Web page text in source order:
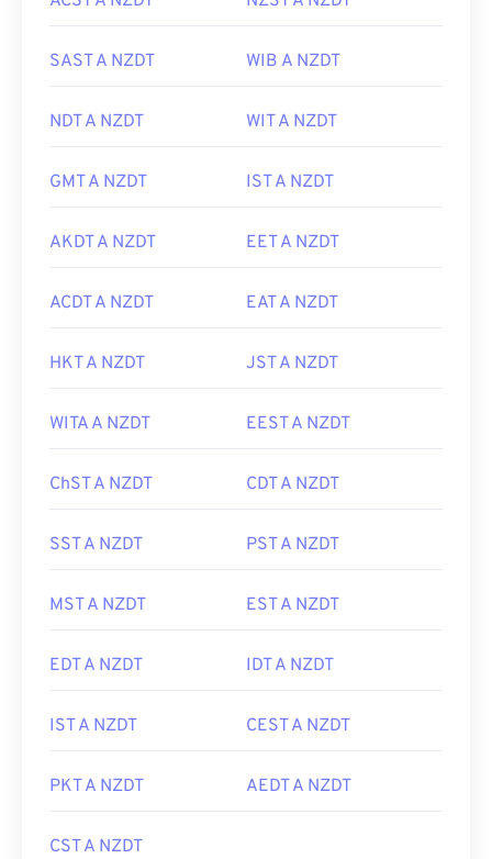
SAST A NZDT WIB A NZDT
NDT A NZDT WIT A NZDT
GMT A NZDT IST A NZDT
AKDT A NZDT EET A NZDT
ACDT A NZDT EAT A NZDT
HKT A NZDT JST A NZDT
WITA A NZDT EEST A NZDT
ChST A NZDT CDT A NZDT
SST A NZDT PST A NZDT
MST A NZDT EST A NZDT
EDT A NZDT IDT A NZDT
IST A NZDT CEST A NZDT
PKT A NZDT AEDT A NZDT
CST A NZDT